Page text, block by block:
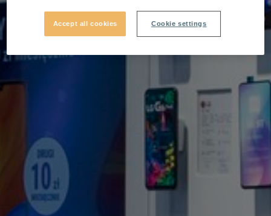
Accept all cookies Cookie settings